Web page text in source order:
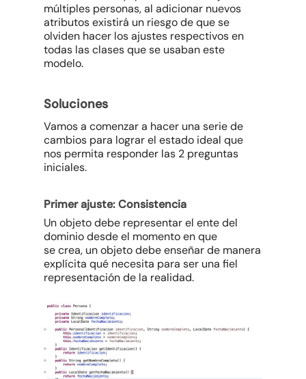
múltiples personas, al adicionar nuevos
atributos existirá un riesgo de que se
olviden hacer los ajustes respectivos en
todas las clases que se usaban este
modelo.
Soluciones
Vamos a comenzar a hacer una serie de
cambios para lograr el estado ideal que
nos permita responder las 2 preguntas
iniciales.
Primer ajuste: Consistencia
Un objeto debe representar el ente del
dominio desde el momento en que
se crea, un objeto debe enseñar de manera
explícita qué necesita para ser una fiel
representación de la realidad.